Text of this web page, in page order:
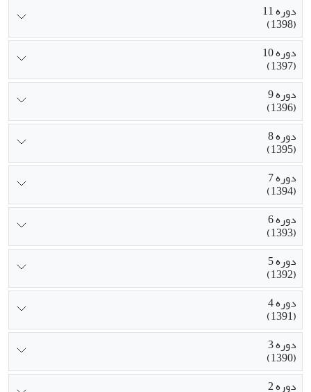
دوره 11
(1398)
دوره 10
(1397)
دوره 9
(1396)
دوره 8
(1395)
دوره 7
(1394)
دوره 6
(1393)
دوره 5
(1392)
دوره 4
(1391)
دوره 3
(1390)
دوره 2